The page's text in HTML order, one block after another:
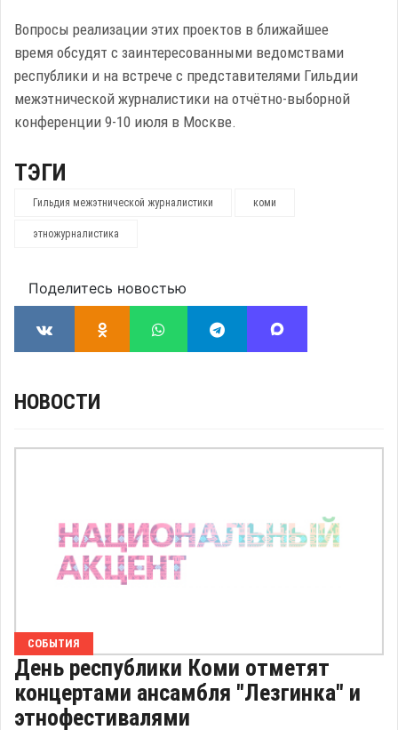
Вопросы реализации этих проектов в ближайшее
время обсудят с заинтересованными ведомствами
республики и на встрече с представителями Гильдии
межэтнической журналистики на отчётно-выборной
конференции 9-10 июля в Москве.
ТЭГИ
Гильдия межэтнической журналистики коми
этножурналистика
Поделитесь новостью
НОВОСТИ
СОБЫТИЯ
День республики Коми отметят
концертами ансамбля "Лезгинка" и
этнофестивалями